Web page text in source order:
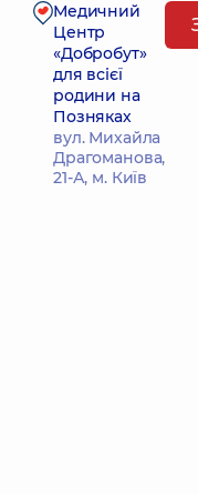
Медичний
Центр
«Добробут»
для всієї
родини на
Позняках
вул. Михайла
Драгоманова,
21-А, м. Київ